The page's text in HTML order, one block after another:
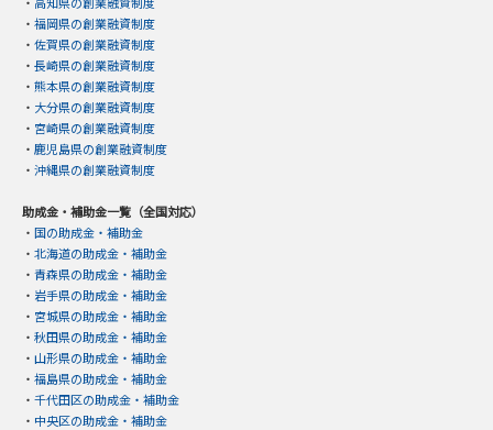
・ 福岡県の創業融資制度
・ 佐賀県の創業融資制度
・ 長崎県の創業融資制度
・ 熊本県の創業融資制度
・ 大分県の創業融資制度
・ 宮崎県の創業融資制度
・ 鹿児島県の創業融資制度
・ 沖縄県の創業融資制度
助成金・補助金一覧（全国対応）
・ 国の助成金・補助金
・ 北海道の助成金・補助金
・ 青森県の助成金・補助金
・ 岩手県の助成金・補助金
・ 宮城県の助成金・補助金
・ 秋田県の助成金・補助金
・ 山形県の助成金・補助金
・ 福島県の助成金・補助金
・ 千代田区の助成金・補助金
・ 中央区の助成金・補助金